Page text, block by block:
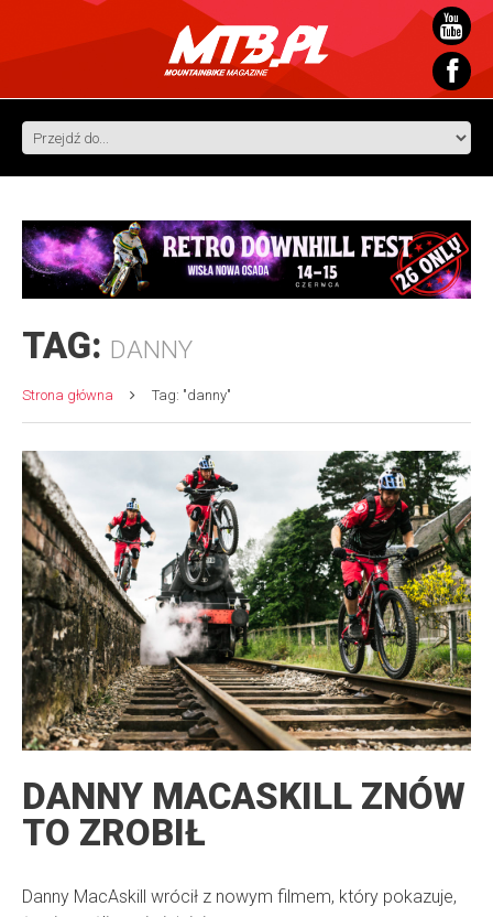
TAG: DANNY
Strona główna Tag: "danny"
DANNY MACASKILL ZNÓW
TO ZROBIŁ
Danny MacAskill wrócił z nowym filmem, który pokazuje,